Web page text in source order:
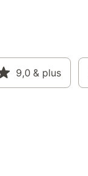
9,0 & plus